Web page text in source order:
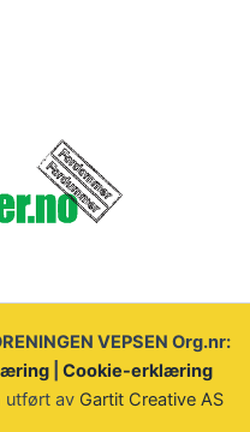
VEPSEN Org.nr:
| Cookie-erklæring
utført avGartit Creative AS